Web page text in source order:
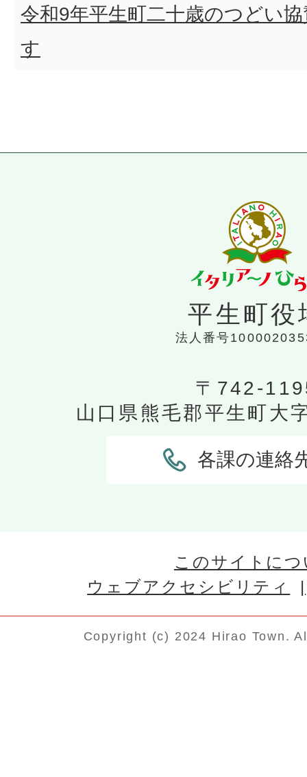
令和9年平生町二十歳のつどい
す
平生町役
法人番号
〒742-
山口県熊毛郡平生町大
各課の連絡
このサイトに
ウェブアクセシビリティ
Copyright (c) 2024 Hirao Town.